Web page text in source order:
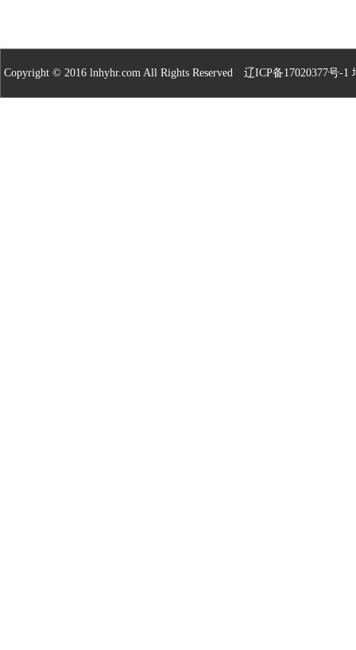
Copyright © 2016 lnhyhr.com All Rights Reserved 辽ICP备17020377号-1